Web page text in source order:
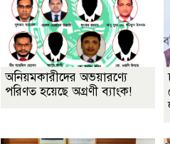
অনিয়মকারীদের অভয়ারণ্যে
পরিণত হয়েছে অগ্রণী ব্যাংক!